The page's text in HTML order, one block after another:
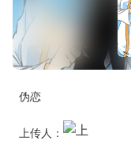
伪恋
上传人：